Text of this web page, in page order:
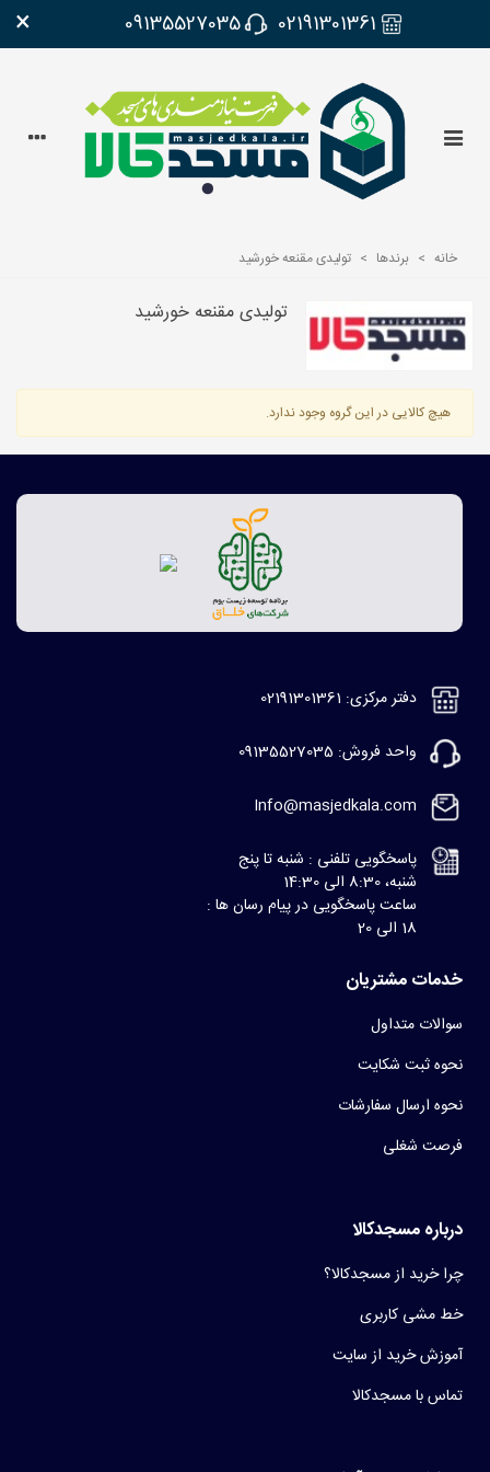
02191301361
09135527035
×
خانه > برندها > تولیدی مقنعه خورشید
تولیدی مقنعه خورشید
هیچ کالایی در این گروه وجود ندارد.
دفتر مرکزی: 02191301361
واحد فروش: 09135527035
Info@masjedkala.com
پاسخگویی تلفنی : شنبه تا پنج
شنبه، 8:30 الی 14:30
ساعت پاسخگویی در پیام رسان ها :
18 الی 20
خدمات مشتریان
سوالات متداول
نحوه ثبت شکایت
نحوه ارسال سفارشات
فرصت شغلی
درباره مسجدکالا
چرا خرید از مسجدکالا؟
خط مشی کاربری
آموزش خرید از سایت
تماس با مسجدکالا